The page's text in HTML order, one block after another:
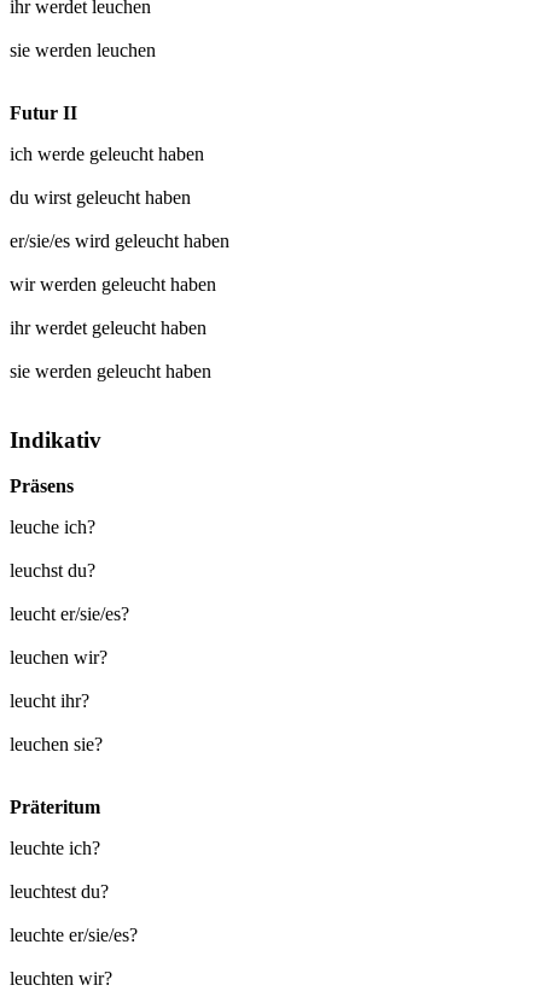
ihr werdet leuchen
sie werden leuchen
Futur II
ich werde geleucht haben
du wirst geleucht haben
er/sie/es wird geleucht haben
wir werden geleucht haben
ihr werdet geleucht haben
sie werden geleucht haben
Indikativ
Präsens
leuche ich?
leuchst du?
leucht er/sie/es?
leuchen wir?
leucht ihr?
leuchen sie?
Präteritum
leuchte ich?
leuchtest du?
leuchte er/sie/es?
leuchten wir?